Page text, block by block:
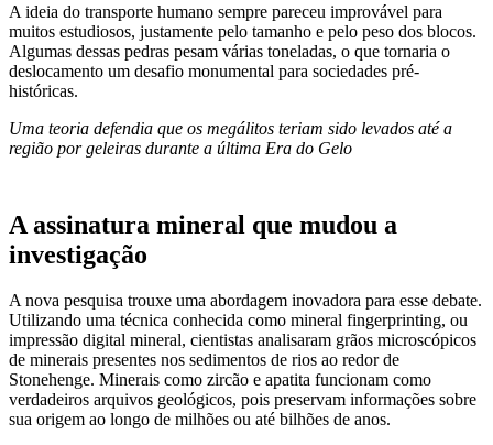
A ideia do transporte humano sempre pareceu improvável para
muitos estudiosos, justamente pelo tamanho e pelo peso dos blocos.
Algumas dessas pedras pesam várias toneladas, o que tornaria o
deslocamento um desafio monumental para sociedades pré-
históricas.
Uma teoria defendia que os megálitos teriam sido levados até a
região por geleiras durante a última Era do Gelo
A assinatura mineral que mudou a
investigação
A nova pesquisa trouxe uma abordagem inovadora para esse debate.
Utilizando uma técnica conhecida como mineral fingerprinting, ou
impressão digital mineral, cientistas analisaram grãos microscópicos
de minerais presentes nos sedimentos de rios ao redor de
Stonehenge. Minerais como zircão e apatita funcionam como
verdadeiros arquivos geológicos, pois preservam informações sobre
sua origem ao longo de milhões ou até bilhões de anos.